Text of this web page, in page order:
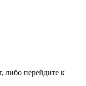
либо перейдите к